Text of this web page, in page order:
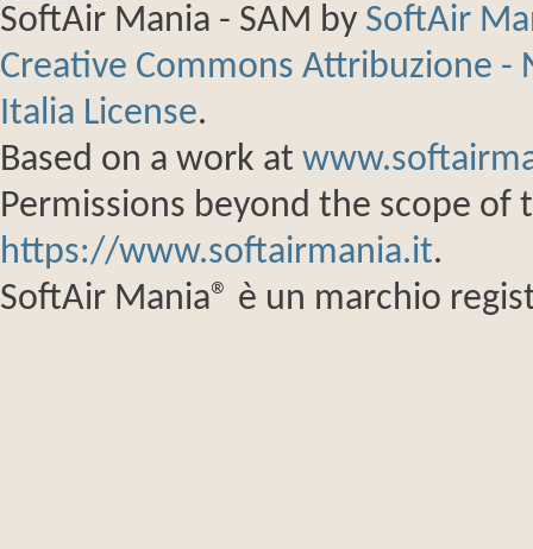
SoftAir Mania - SAM by SoftAir
Creative Commons Attribuzione
Italia License.
Based on a work at
Permissions beyond the scope of
https://www.softairmania.it.
SoftAir Mania® è un marchio